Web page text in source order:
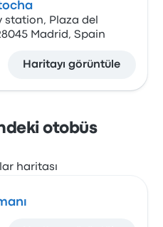
Plaza del
Madrid, Spain
Haritayı görüntüle
otobüs